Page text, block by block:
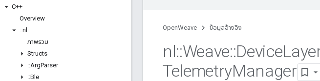
C++
Overview
::nl
ภาพรวม
Structs
::ArgParser
::Ble
OpenWeave ข้อมูลอ้างอิง
nl::Weave::Device
TelemetryManager